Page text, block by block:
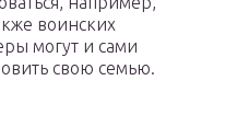
воинских
могут и сами
свою семью.